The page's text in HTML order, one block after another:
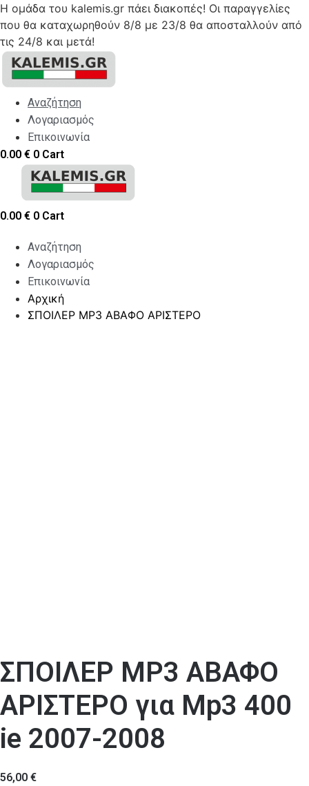
Η ομάδα του kalemis.gr πάει διακοπές! Οι παραγγελίες
που θα καταχωρηθούν 8/8 με 23/8 θα αποσταλλούν από
τις 24/8 και μετά!
Skip
content
Αναζήτηση
Λογαριασμός
Επικοινωνία
0.00 € 0 Cart
0.00 € 0 Cart
Αναζήτηση
Λογαριασμός
Επικοινωνία
Αρχική
ΣΠΟΙΛΕΡ MP3 AΒΑΦΟ ΑΡΙΣΤΕΡΟ
ΣΠΟΙΛΕΡ MP3 AΒΑΦΟ
ΑΡΙΣΤΕΡΟ για Mp3 400
ie 2007-2008
56,00 €